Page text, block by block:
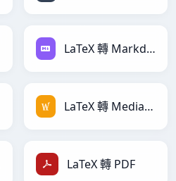
LaTeX 轉 Markdown
LaTeX 轉 MediaWiki
LaTeX 轉 PDF